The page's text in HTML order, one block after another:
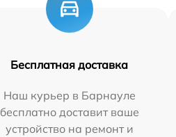
Бесплатная доставка
Наш курьер в Барнауле
бесплатно доставит ваше
устройство на ремонт и